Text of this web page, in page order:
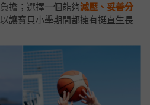
擔；選擇一個能夠減壓、妥善分
讓寶貝小學期間都擁有挺直生長